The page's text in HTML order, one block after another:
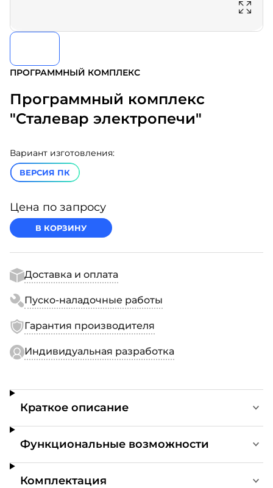
ПРОГРАММНЫЙ КОМПЛЕКС
Программный комплекс
"Сталевар электропечи"
Вариант изготовления:
ВЕРСИЯ ПК
Цена по запросу
В КОРЗИНУ
Доставка и оплата
Пуско-наладочные работы
Гарантия производителя
Индивидуальная разработка
Краткое описание
Функциональные возможности
Комплектация